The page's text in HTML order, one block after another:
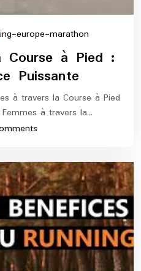
ing-europe-marathon
europe-
marathon
à Pied :
Puissante
à travers la Course à Pied
à travers la…